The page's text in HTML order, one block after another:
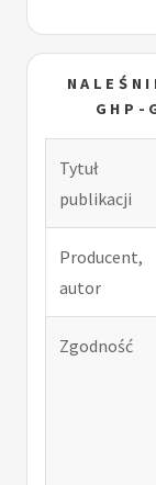
GHP-
Tytuł
publikacji
Producent,
autor
Zgodność